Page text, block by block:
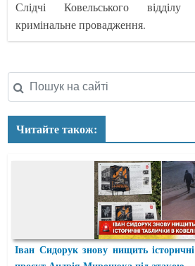
Слідчі Ковельського відділу
кримінальне провадження.
Читайте також:
Іван Сидорук знову нищить